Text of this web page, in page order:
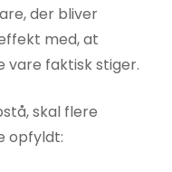
der bliver
med, at
vare faktisk stiger.
skal flere
opfyldt: